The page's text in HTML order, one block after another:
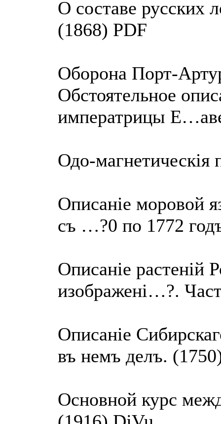
О составе русских
(1868) PDF
Оборона Порт-
Обстоятельное
императрицы
Одо-магнетическiя
Описанiе моровой
съ …?0 по 1772
Описанiе растенiй
изображенi…?.
Описанiе
въ немъ делъ.
Основной курс